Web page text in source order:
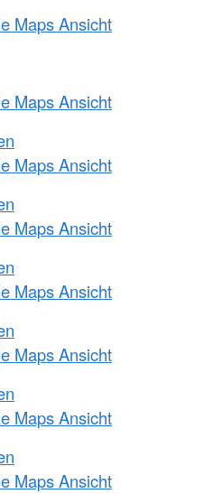
Maps Ansicht
Maps Ansicht
Maps Ansicht
Maps Ansicht
Maps Ansicht
Maps Ansicht
Maps Ansicht
Maps Ansicht